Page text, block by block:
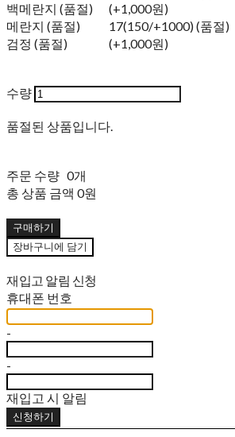
백메란지 (품절)
메란지 (품절)
검정 (품절)
(+1,000원)
17(150/+1000) (품절)
(+1,000원)
수량
품절된 상품입니다.
주문 수량 0개
총 상품 금액 0원
구매하기
장바구니에 담기
재입고 알림 신청
휴대폰 번호
-
-
재입고 시 알림
신청하기